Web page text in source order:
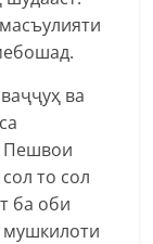
ва
Пешвои
то сол
ба оби